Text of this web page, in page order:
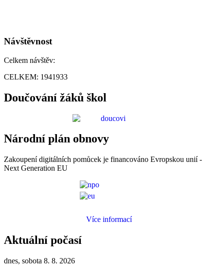
Návštěvnost
Celkem návštěv:
CELKEM: 1941933
Doučování žáků škol
Národní plán obnovy
Zakoupení digitálních pomůcek je financováno Evropskou unií -
Next Generation EU
Více informací
Aktuální počasí
dnes, sobota 8. 8. 2026